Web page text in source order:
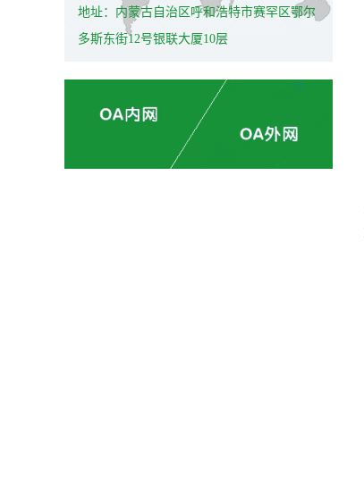
地址：内蒙古自治区呼和浩特市赛罕区鄂尔
多斯东街12号银联大厦10层